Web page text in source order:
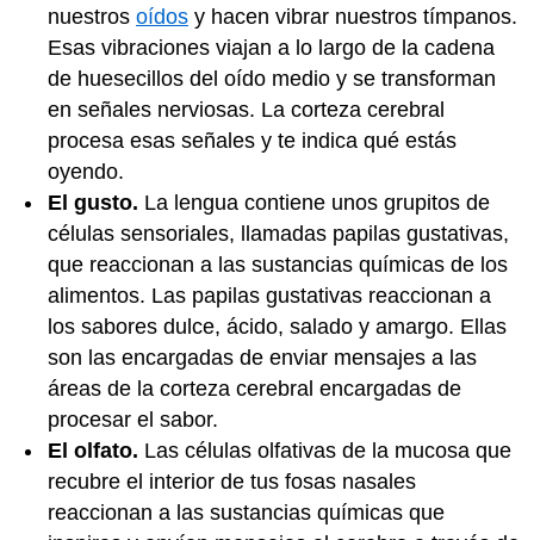
nuestros oídos y hacen vibrar nuestros tímpanos.
Esas vibraciones viajan a lo largo de la cadena
de huesecillos del oído medio y se transforman
en señales nerviosas. La corteza cerebral
procesa esas señales y te indica qué estás
oyendo.
El gusto. La lengua contiene unos grupitos de
células sensoriales, llamadas papilas gustativas,
que reaccionan a las sustancias químicas de los
alimentos. Las papilas gustativas reaccionan a
los sabores dulce, ácido, salado y amargo. Ellas
son las encargadas de enviar mensajes a las
áreas de la corteza cerebral encargadas de
procesar el sabor.
El olfato. Las células olfativas de la mucosa que
recubre el interior de tus fosas nasales
reaccionan a las sustancias químicas que